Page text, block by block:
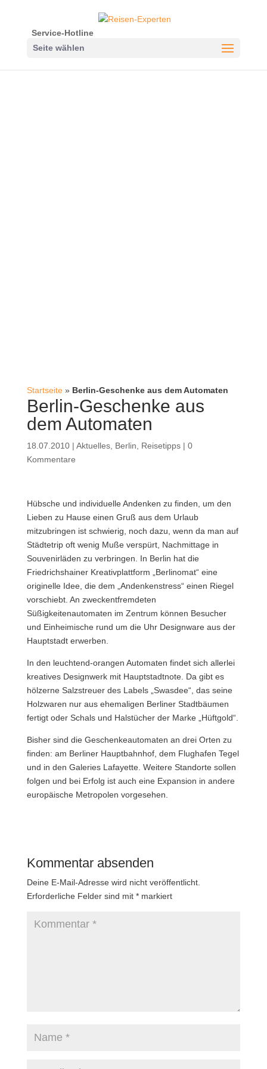
Service-Hotline
Seite wählen
Startseite» Berlin-Geschenke aus dem Automaten
Berlin-Geschenke aus
dem Automaten
18.07.2010| Aktuelles, Berlin Reisetipps| 0
Kommentare
Hübsche und individuelle Andenken zu finden, um den
Lieben zu Hause einen Gruß aus dem Urlaub
mitzubringen ist schwierig, noch dazu, wenn da man auf
Städtetrip oft wenig Muße verspürt, Nachmittage in
Souvenirläden zu verbringen. In Berlin hat die
Friedrichshainer Kreativplattform „Berlinomat“ eine
originelle Idee, die dem „Andenkenstress“ einen Riegel
vorschiebt. An zweckentfremdeten
Süßigkeitenautomaten im Zentrum können Besucher
und Einheimische rund um die Uhr Designware aus der
Hauptstadt erwerben.
In den leuchtend-orangen Automaten findet sich allerlei
kreatives Designwerk mit Hauptstadtnote. Da gibt es
hölzerne Salzstreuer des Labels „Swasdee“, das seine
Holzwaren nur aus ehemaligen Berliner Stadtbäumen
fertigt oder Schals und Halstücher der Marke „Hüftgold“.
Bisher sind die Geschenkeautomaten an drei Orten zu
finden: am Berliner Hauptbahnhof, dem Flughafen Tegel
und in den Galeries Lafayette. Weitere Standorte sollen
folgen und bei Erfolg ist auch eine Expansion in andere
europäische Metropolen vorgesehen.
Kommentar absenden
Deine E-Mail-Adresse wird nicht veröffentlicht.
Erforderliche Felder sind mit *markiert